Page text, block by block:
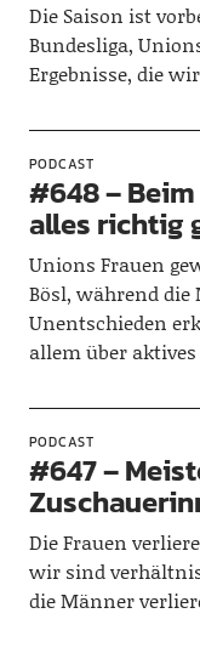
Die Saison ist
Bundesliga,
Ergebnisse, die
PODCAST
#648 –
alles richtig
Unions Frauen
Bösl, während die
Unentschieden
allem über
PODCAST
#647 –
Die Frauen
wir sind
die Männer